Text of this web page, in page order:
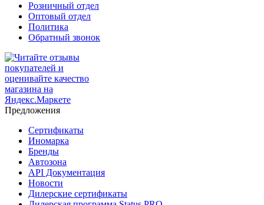
Розничный отдел
Оптовый отдел
Политика
Обратный звонок
Предложения
Сертификаты
Иномарка
Бренды
Автозона
API Документация
Новости
Дилерские сертификаты